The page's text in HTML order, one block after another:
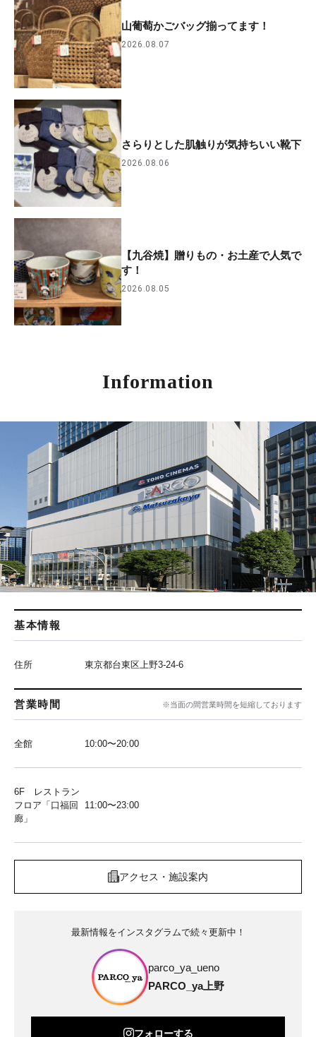
山葡萄かごバッグ揃ってます！
2026.08.07
さらりとした肌触りが気持ちいい靴下
2026.08.06
【九谷焼】贈りもの・お土産で人気で
す！
2026.08.05
Information
基本情報
住所 東京都台東区上野3-24-6
営業時間 ※当面の間営業時間を短縮しております
全館 10:00〜20:00
6F レストラン
フロア「口福回
廊」
11:00〜23:00
アクセス・施設案内
最新情報をインスタグラムで続々更新中！
parco_ya_ueno
PARCO_ya上野
フォローする